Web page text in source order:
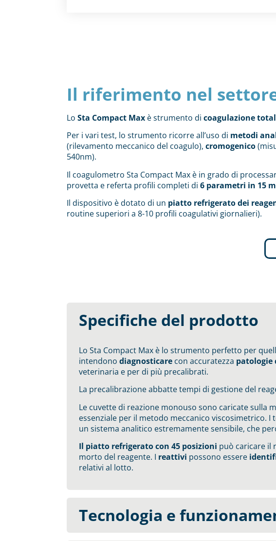
Il riferimento nel
Lo Sta Compact Max è strumento di coagulazione
Per i vari test, lo strumento ricorre all’uso di metodi
(rilevamento meccanico del coagulo), cromogenico
540nm).
Il coagulometro Sta Compact Max è in grado di
provetta e referta profili completi di 6 parametri in 15
Il dispositivo è dotato di un piatto refrigerato dei
routine superiori a 8-10 profili coagulativi giornalieri).
Specifiche del prodotto
Lo Sta Compact Max è lo strumento perfetto per
intendono diagnosticare con accuratezza patologie
veterinaria e per di più precalibrati.
La precalibrazione abbatte tempi di gestione del
Le cuvette di reazione monouso sono caricate sulla
essenziale per il metodo meccanico viscosimetrico.
un sistema analitico estremamente sensibile, che
Il piatto refrigerato con 45 posizioni può caricare il
morto del reagente. I reattivi possono essere
relativi al lotto.
Tecnologia e